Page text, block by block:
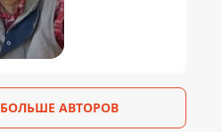
БОЛЬШЕ АВТОРОВ